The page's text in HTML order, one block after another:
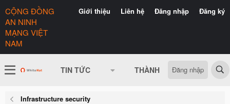
Giới thiệu Liên hệ Đăng nhập Đăng ký
CỘNG ĐỒNG
AN NINH
MẠNG VIỆT
NAM
TIN TỨC THÀNH VIÊN CÓ GÌ
Đăng nhập
Infrastructure security